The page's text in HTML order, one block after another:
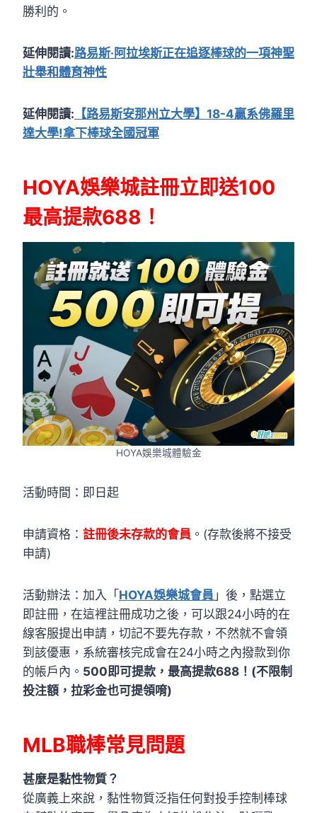
勝利的。
延伸閱讀:路易斯·阿拉埃斯正在追逐棒球的一項神聖
壯舉和體育神性
延伸閱讀: 【路易斯安那州立大學】18-4贏系佛羅里
達大學!拿下棒球全國冠軍
HOYA娛樂城註冊立即送100
最高提款688！
HOYA娛樂城體驗金
活動時間：即日起
申請資格： 註冊後未存款的會員 。(存款後將不接受
申請)
活動辦法：加入「HOYA娛樂城會員 」後，點選立
即註冊，在這裡註冊成功之後，可以跟24小時的在
線客服提出申請，切記不要先存款，不然就不會領
到該優惠，系統審核完成會在24小時之內撥款到你
的帳戶內。 500即可提款，最高提款688！(不限制
投注額，拉彩金也可提領唷)
MLB職棒常見問題
甚麼是黏性物質？
從廣義上來說，黏性物質泛指任何對投手控制棒球